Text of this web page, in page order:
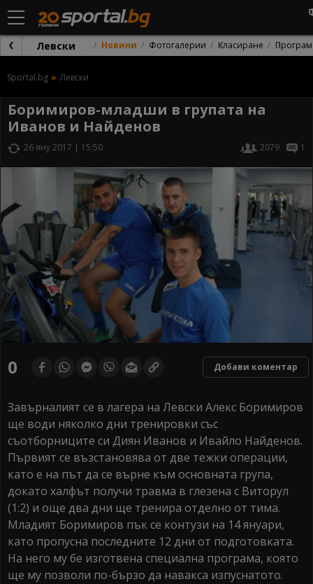
Левски Новини Фотогалерии Класиране
Sportal.bg Левски
Боримиров-младши в групата на
Иванов и Найденов
26 яну 2017 | 15:50 2079 1
0 Добави коментар
Завърналият се в лагера на Левски Алекс Боримиров
ще води няколко дни тренировки със
съотборниците си Диян Иванов и Ивайло Найденов.
Първият се възстановява от две тежки операции,
като е на път да се върне към основната група,
докато халфът получи травма в глезена с Виторул
(1:2) и още два дни ще тренира отделно от тима.
Младият Боримиров пък се контузи на 14 януари,
като пропусна последните 12 дни от подготовката.
На него му бе изготвена специална програма, която
ще му позволи по-бързо да навакса изпуснатото.